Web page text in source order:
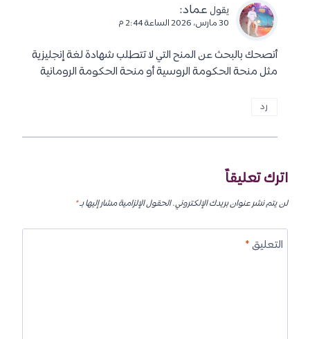
يقول عماد:
30 مارس، 2026 الساعة 2:44 م
أنصحك بالبحث عن المنح التي لا تتطلب شهادة لغة إنجليزية
مثل منحة الحكومة الروسية أو منحة الحكومة الرومانية
رد
اترك تعليقاً
لن يتم نشر عنوان بريدك الإلكتروني.الحقول الإلزامية مشار إليها بـ*
التعليق*